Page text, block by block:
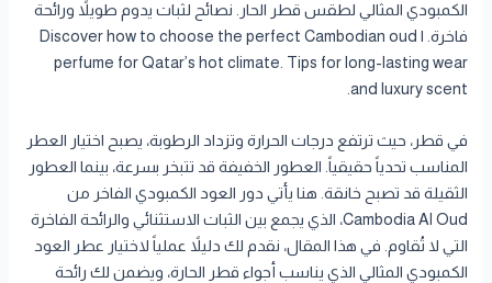
الكمبودي المثالي لطقس قطر الحار. نصائح لثبات يدوم طويلاً ورائحة
فاخرة. | Discover how to choose the perfect Cambodian oud
perfume for Qatar’s hot climate. Tips for long-lasting wear
and luxury scent.
في قطر، حيث ترتفع درجات الحرارة وتزداد الرطوبة، يصبح اختيار العطر
المناسب تحدياً حقيقياً. العطور الخفيفة قد تتبخر بسرعة، بينما العطور
الثقيلة قد تصبح خانقة. هنا يأتي دور العود الكمبودي الفاخر من
Cambodia Al Oud، الذي يجمع بين الثبات الاستثنائي والرائحة الفاخرة
التي لا تُقاوم. في هذا المقال، نقدم لك دليلاً عملياً لاختيار عطر العود
الكمبودي المثالي الذي يناسب أجواء قطر الحارة، ويضمن لك رائحة